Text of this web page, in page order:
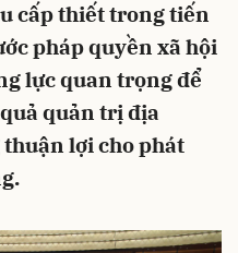
cấp thiết trong tiến
pháp quyền xã hội
lực quan trọng để
quản trị địa
lợi cho phát
Hủy Gửi